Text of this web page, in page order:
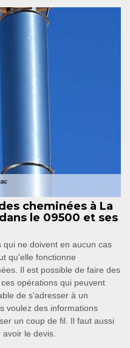
cheminées à La
le 09500 et ses
ne doivent en aucun cas
qu'elle fonctionne
Il est possible de faire des
opérations qui peuvent
de s'adresser à un
voulez des informations
un coup de fil. Il faut aussi
le devis.